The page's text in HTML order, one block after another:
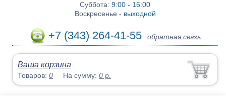
Суббота:9:00 - 16:00
Воскресенье - выходной
+7 (343) 264-41-55 обратная связь
Ваша корзина:
Товаров:0 На сумму:0 р.